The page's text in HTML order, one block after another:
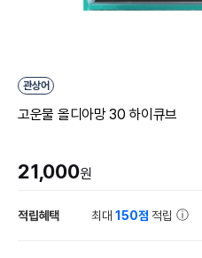
관상어
고운물 올디아망 30 하이큐브
21,000원
적립혜택 최대150점 적립